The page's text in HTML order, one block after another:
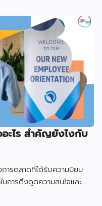
ะไร สำคัญยังไงกับ
ารตลาดที่ได้รับความนิยม
การดึงดูดความสนใจและ